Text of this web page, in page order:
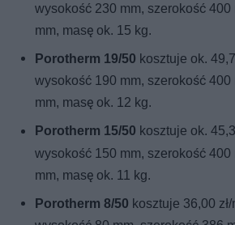
wysokość 230 mm, szerokość 400
mm, masę ok. 15 kg.
Porotherm 19/50 kosztuje ok.
wysokość 190 mm, szerokość 400
mm, masę ok. 12 kg.
Porotherm 15/50 kosztuje ok.
wysokość 150 mm, szerokość 400
mm, masę ok. 11 kg.
Porotherm 8/50 kosztuje 36,00 zł/